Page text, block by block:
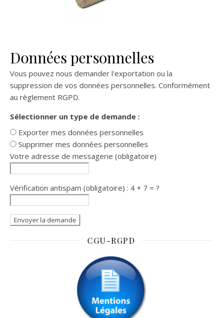
Données personnelles
Vous pouvez nous demander l'exportation ou la
suppression de vos données personnelles. Conformément
au règlement RGPD.
Sélectionner un type de demande :
Exporter mes données personnelles
Supprimer mes données personnelles
Votre adresse de messagerie (obligatoire)
Vérification antispam (obligatoire) : 4 + 7 = ?
CGU-RGPD